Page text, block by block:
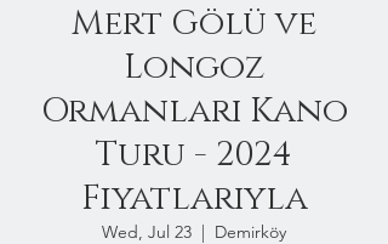
Mert Gölü ve
Longoz
Ormanları Kano
Turu - 2024
Fiyatlarıyla
Wed, Jul 23
  |
Demirköy